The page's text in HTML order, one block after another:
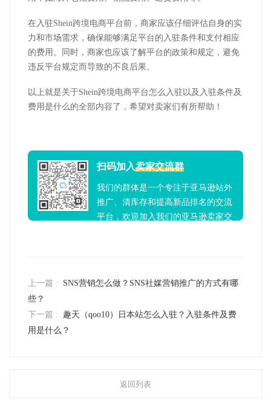
在入驻Shein跨境电商平台前，商家应该仔细评估自身的实
力和市场需求，确保能够满足平台的入驻条件和支付相应
的费用。同时，商家也应该了解平台的政策和规定，避免
违反平台规定而导致的不良后果。
以上就是关于Shein跨境电商平台怎么入驻以及入驻条件及
费用是什么的全部内容了，希望对卖家们有所帮助！
扫码加入卖家交流群
我们的群体是一个专注于亚马逊站外
推广、清库存和提高新品排名的交流
平台，欢迎加入我们的亚马逊卖家交
上一篇 :
SNS营销怎么做？SNS社媒营销推广的方式有哪
些？
下一篇 :
趣天（qoo10）日本站怎么入驻？入驻条件及费
用是什么？
返回列表